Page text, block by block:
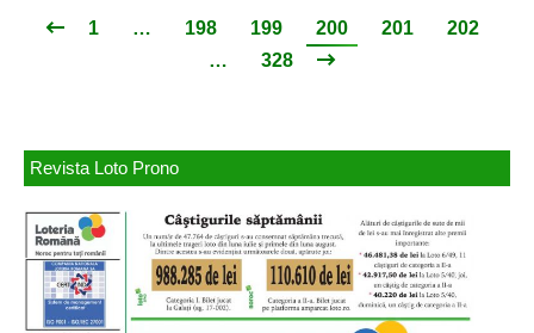
1 … 198 199 200 201
202
…
328
Revista Loto Prono